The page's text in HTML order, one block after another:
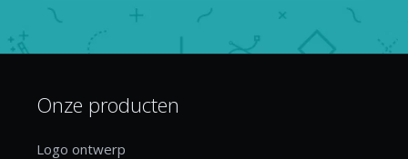
Onze producten
Logo ontwerp